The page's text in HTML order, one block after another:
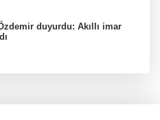
duyurdu: Akıllı imar